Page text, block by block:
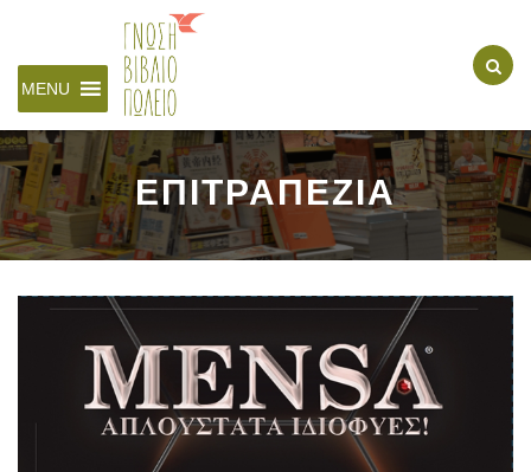
MENU
ΕΠΙΤΡΑΠΕΖΙΑ